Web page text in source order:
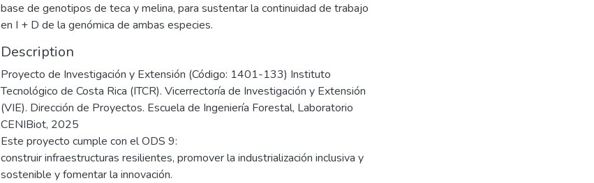
base de genotipos de teca y melina, para sustentar la continuidad de trabajo
en I + D de la genómica de ambas especies.
Description
Proyecto de Investigación y Extensión (Código: 1401-133) Instituto
Tecnológico de Costa Rica (ITCR). Vicerrectoría de Investigación y Extensión
(VIE). Dirección de Proyectos. Escuela de Ingeniería Forestal, Laboratorio
CENIBiot, 2025
Este proyecto cumple con el ODS 9:
construir infraestructuras resilientes, promover la industrialización inclusiva y
sostenible y fomentar la innovación.